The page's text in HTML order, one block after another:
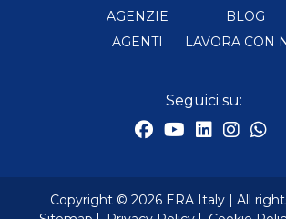
AGENZIE
AGENTI
BLOG
LAVORA CON
Seguici su:
Copyright © 2026 ERA Italy | All